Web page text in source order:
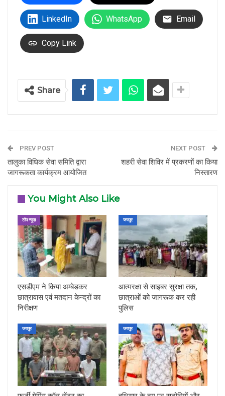
LinkedIn WhatsApp Email
Copy Link
Share
PREV POST
तालुका विधिक सेवा समिति द्वारा
जागरूकता कार्यक्रम आयोजित
NEXT POST
शहरी सेवा शिविर में प्रकरणों का किया
निस्तारण
You Might Also Like
टॉप न्यूज़
एसडीएम ने किया अम्बेडकर
छात्रावास एवं मतदान केन्द्रों का
निरीक्षण
जयपुर
आत्मरक्षा से साइबर सुरक्षा तक,
छात्राओं को जागरूक कर रही
पुलिस
जयपुर जयपुर